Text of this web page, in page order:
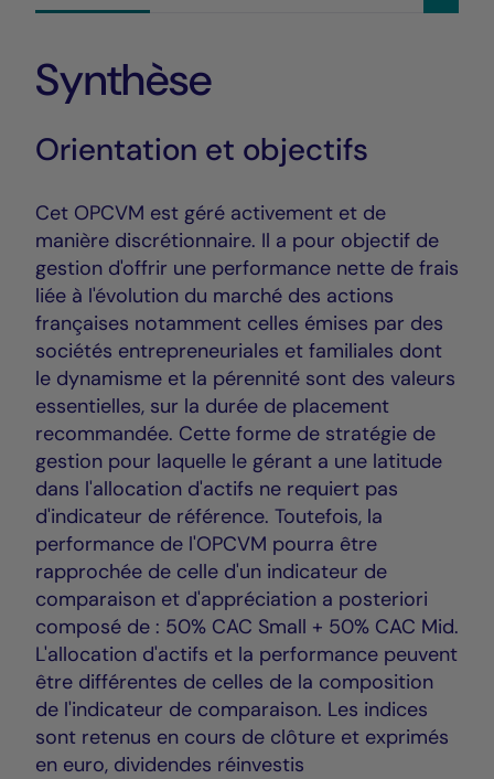
Synthèse
Orientation et objectifs
Cet OPCVM est géré activement et de
manière discrétionnaire. Il a pour objectif de
gestion d'offrir une performance nette de frais
liée à l'évolution du marché des actions
françaises notamment celles émises par des
sociétés entrepreneuriales et familiales dont
le dynamisme et la pérennité sont des valeurs
essentielles, sur la durée de placement
recommandée. Cette forme de stratégie de
gestion pour laquelle le gérant a une latitude
dans l'allocation d'actifs ne requiert pas
d'indicateur de référence. Toutefois, la
performance de l'OPCVM pourra être
rapprochée de celle d'un indicateur de
comparaison et d'appréciation a posteriori
composé de : 50% CAC Small + 50% CAC Mid.
L'allocation d'actifs et la performance peuvent
être différentes de celles de la composition
de l'indicateur de comparaison. Les indices
sont retenus en cours de clôture et exprimés
en euro, dividendes réinvestis